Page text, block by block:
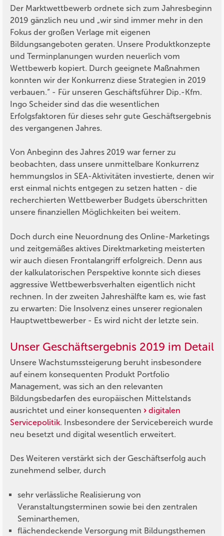
Der Marktwettbewerb ordnete sich zum Jahresbeginn
2019 gänzlich neu und „wir sind immer mehr in den
Fokus der großen Verlage mit eigenen
Bildungsangeboten geraten. Unsere Produktkonzepte
und Terminplanungen wurden neuerlich vom
Wettbewerb kopiert. Durch geeignete Maßnahmen
konnten wir der Konkurrenz diese Strategien in 2019
verbauen.“ - Für unseren Geschäftsführer Dip.-Kfm.
Ingo Scheider sind das die wesentlichen
Erfolgsfaktoren für dieses sehr gute Geschäftsergebnis
des vergangenen Jahres.
Von Anbeginn des Jahres 2019 war ferner zu
beobachten, dass unsere unmittelbare Konkurrenz
hemmungslos in SEA-Aktivitäten investierte, denen wir
erst einmal nichts entgegen zu setzen hatten - die
recherchierten Wettbewerber Budgets überschritten
unsere finanziellen Möglichkeiten bei weitem.
Doch durch eine Neuordnung des Online-Marketings
und zeitgemäßes aktives Direktmarketing meisterten
wir auch diesen Frontalangriff erfolgreich. Denn aus
der kalkulatorischen Perspektive konnte sich dieses
aggressive Wettbewerbsverhalten eigentlich nicht
rechnen. In der zweiten Jahreshälfte kam es, wie fast
zu erwarten: Die Insolvenz eines unserer regionalen
Hauptwettbewerber - Es wird nicht der letzte sein.
Unser Geschäftsergebnis 2019 im Detail
Unsere Wachstumssteigerung beruht insbesondere
auf einem konsequenten Produkt Portfolio
Management, was sich an den relevanten
Bildungsbedarfen des europäischen Mittelstands
ausrichtet und einer konsequenten
digitalen
Servicepolitik. Insbesondere der Servicebereich wurde
neu besetzt und digital wesentlich erweitert.
Des Weiteren verstärkt sich der Geschäftserfolg auch
zunehmend selber, durch
sehr verlässliche Realisierung von
Veranstaltungsterminen sowie bei den zentralen
Seminarthemen,
flächendeckende Versorgung mit Bildungsthemen